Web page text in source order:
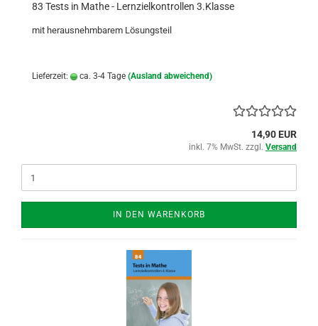
83 Tests in Mathe - Lernzielkontrollen 3.Klasse
mit herausnehmbarem Lösungsteil
Lieferzeit: ca. 3-4 Tage (Ausland abweichend)
14,90 EUR
inkl. 7% MwSt. zzgl. Versand
IN DEN WARENKORB